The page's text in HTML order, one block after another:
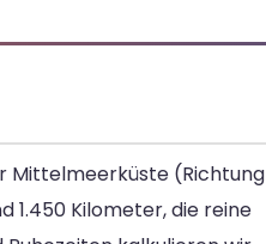
Mittelmeerküste (Richtung
Kilometer, die reine